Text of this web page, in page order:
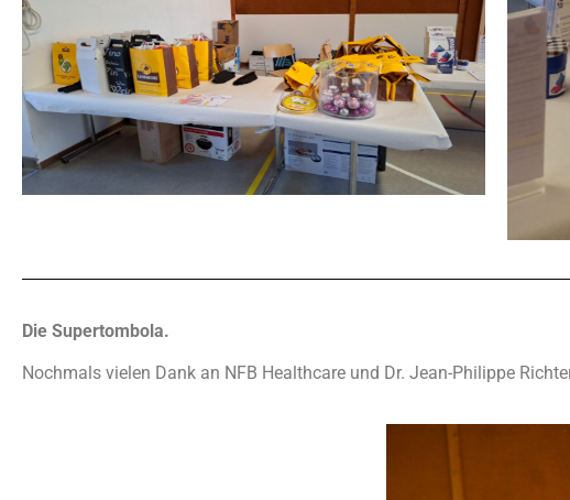
Die Supertombola.
Nochmals vielen Dank an NFB Healthcare und Dr. Jean-Philippe